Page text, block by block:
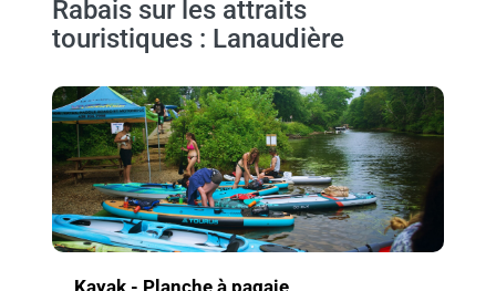
Rabais sur les attraits
touristiques : Lanaudière
Kayak - Planche à pagaie